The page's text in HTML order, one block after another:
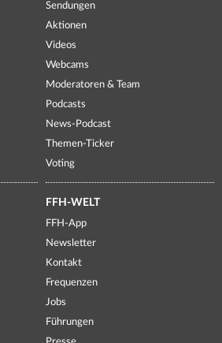
Sendungen
Aktionen
Videos
Webcams
Moderatoren & Team
Podcasts
News-Podcast
Themen-Ticker
Voting
FFH-WELT
FFH-App
Newsletter
Kontakt
Frequenzen
Jobs
Führungen